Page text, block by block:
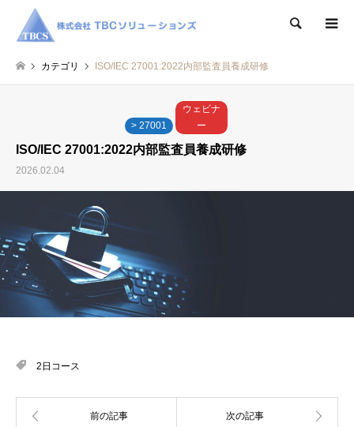
検索
カテゴリ ISO/IEC 27001:2022内部監査員養成研修
> 27001
ウェビナ
ー
ISO/IEC 27001:2022内部監査員養成研修
2026.02.04
2日コース